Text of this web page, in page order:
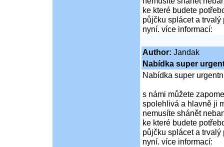
ke které budete
půjčku splácet a
nyní. více informací:
Author: Jandak
Nabídka super
Nabídka super
s námi můžete
spolehlivá a hlavně ji
nemusíte shánět
ke které budete
půjčku splácet a
nyní. více informací: